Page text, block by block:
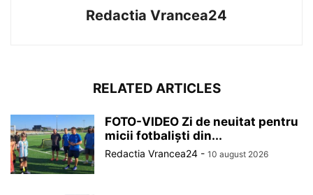
Redactia Vrancea24
RELATED ARTICLES
FOTO-VIDEO Zi de neuitat pentru
micii fotbaliști din...
Redactia Vrancea24 - 10 august 2026